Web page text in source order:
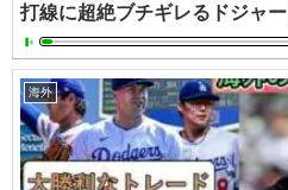
打線に超絶ブチギレるドジャー
海外